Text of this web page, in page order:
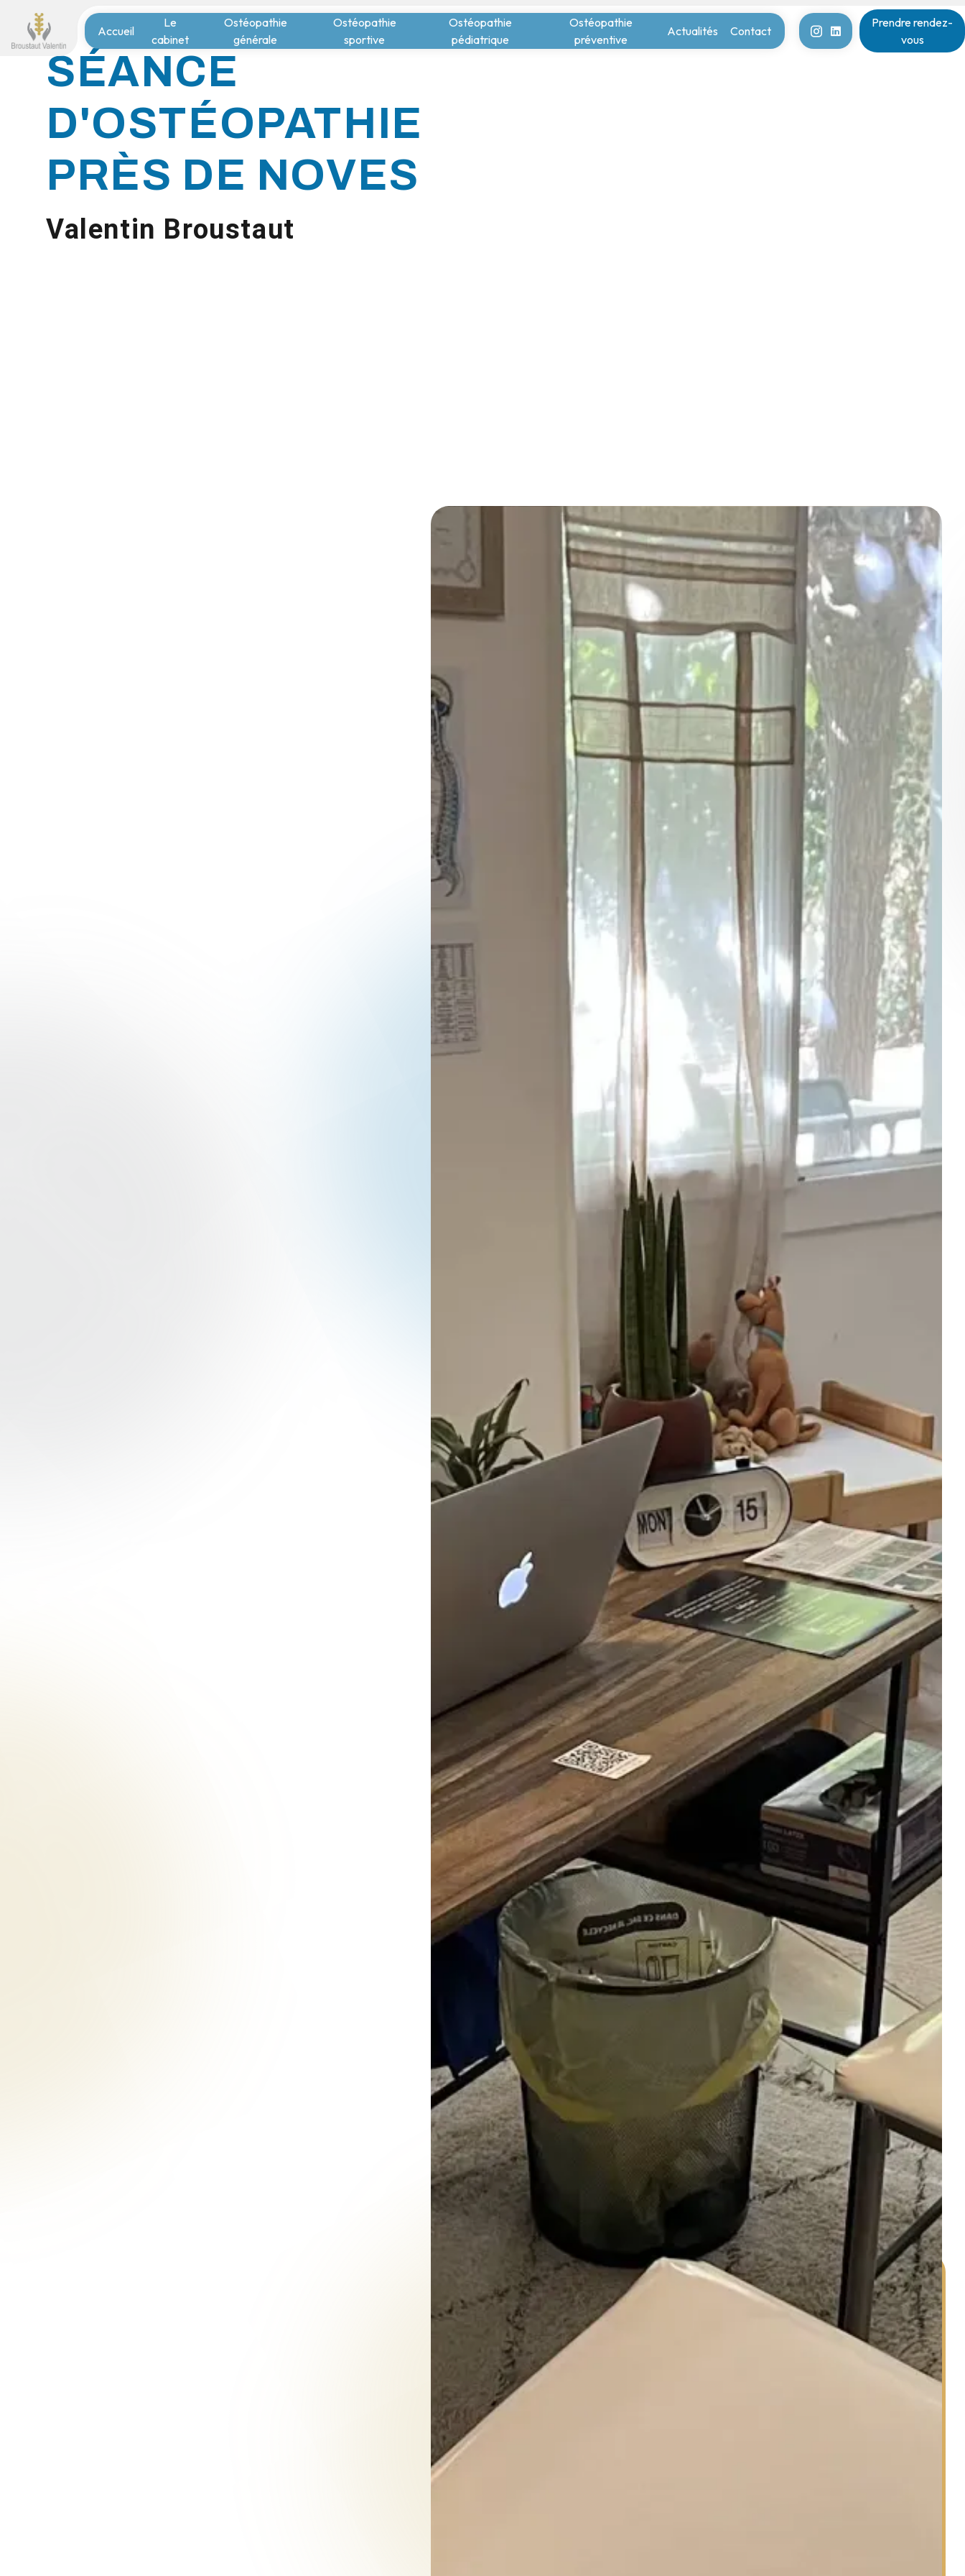
Accueil
Le
cabinet
Ostéopathie
générale
Ostéopathie
sportive
Ostéopathie
pédiatrique
Ostéopathie
préventive
Actualités Contact
Prendre rendez-
vous
SÉANCE
D'OSTÉOPATHIE
PRÈS DE NOVES
Valentin Broustaut